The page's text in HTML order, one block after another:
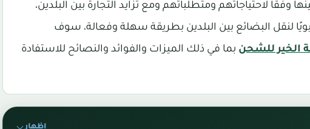
وفقًا لاحتياجاتهم ومتطلباتهم ومع تزايد التجارة بين البلدين،
لنقل البضائع بين البلدين بطريقة سهلة وفعالة، سوف
الخير للشحن بما في ذلك الميزات والفوائد والنصائح للاستفادة